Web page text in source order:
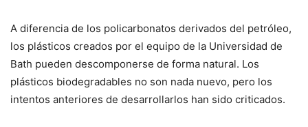
A diferencia de los policarbonatos derivados del petróleo,
los plásticos creados por el equipo de la Universidad de
Bath pueden descomponerse de forma natural. Los
plásticos biodegradables no son nada nuevo, pero los
intentos anteriores de desarrollarlos han sido criticados.